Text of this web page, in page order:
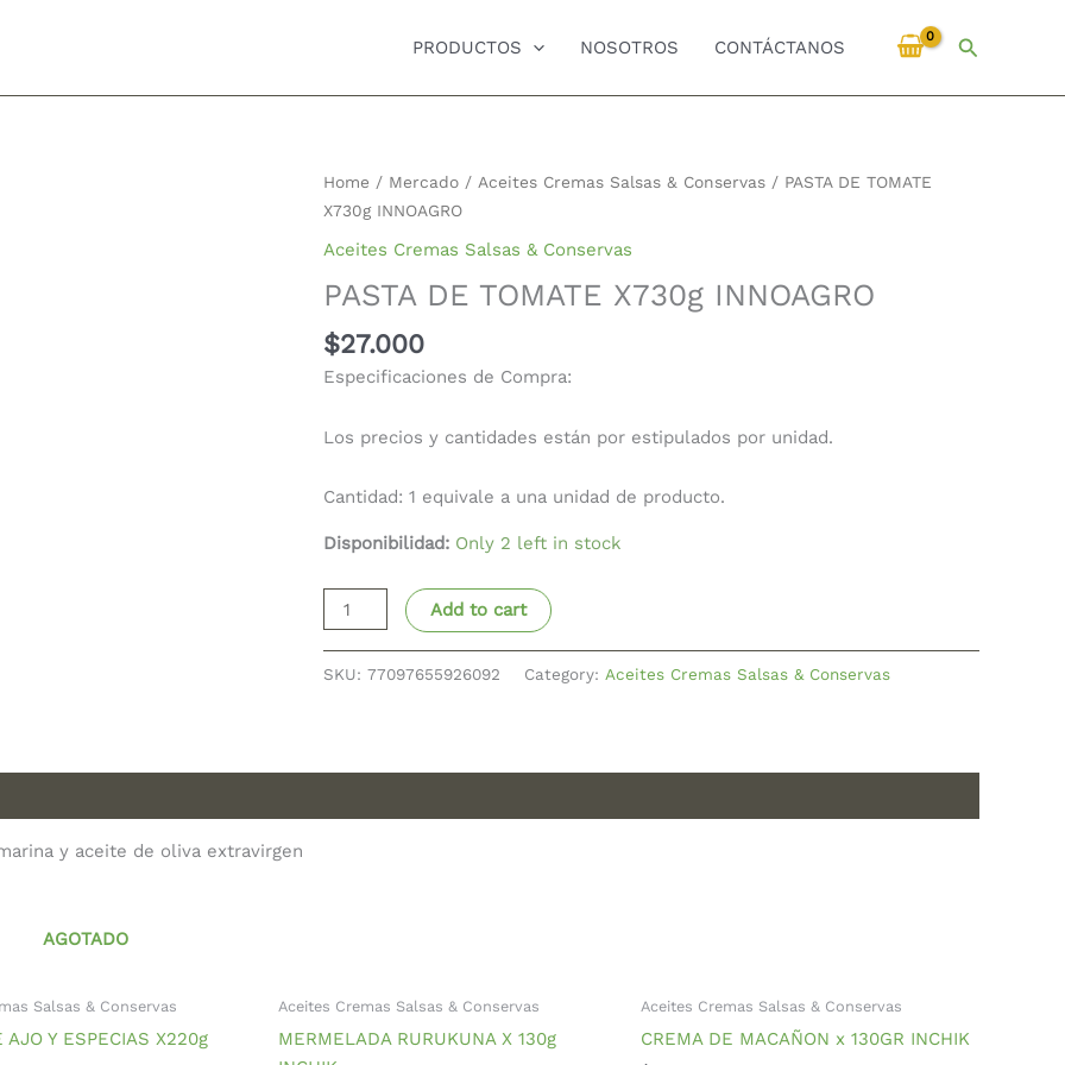
PRODUCTOS NOSOTROS CONTÁCTANOS Buscar
Home / Mercado / Aceites Cremas Salsas & Conservas / PASTA DE TOMATE
X730g INNOAGRO
Aceites Cremas Salsas & Conservas
PASTA DE TOMATE X730g INNOAGRO
$27.000
Especificaciones de Compra:
Los precios y cantidades están por estipulados por unidad.
Cantidad: 1 equivale a una unidad de producto.
Disponibilidad: Only 2 left in stock
PASTA
DE
TOMATE
INNOAGRO
Add to cart
SKU: 77097655926092 Category: Aceites Cremas Salsas & Conservas
y aceite de oliva extravirgen
AGOTADO
Salsas & Conservas
AJO Y ESPECIAS X220g
Aceites Cremas Salsas & Conservas
MERMELADA RURUKUNA X 130g
Aceites Cremas Salsas & Conservas
CREMA DE MACAÑON x 130GR INCHIK